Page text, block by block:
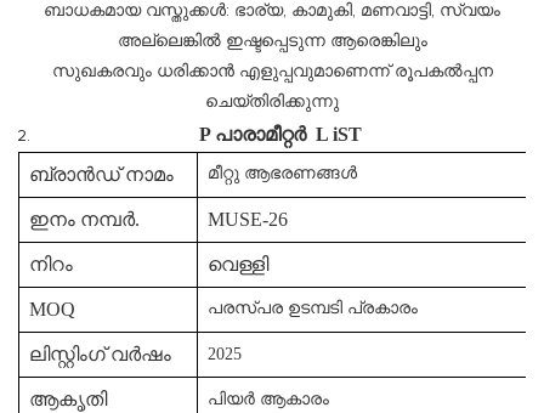
ബാധകമായ വസ്തുക്കൾ: ഭാര്യ, കാമുകി, മണവാട്ടി, സ്വയം
അല്ലെങ്കിൽ ഇഷ്ടപ്പെടുന്ന ആരെങ്കിലും
സുഖകരവും ധരിക്കാൻ എളുപ്പവുമാണെന്ന് രൂപകൽപ്പന
ചെയ്തിരിക്കുന്നു
Pപാരാമീറ്റർ L iST
ബ്രാൻഡ് നാമം
മീറ്റു ആഭരണങ്ങൾ
ഇനം നമ്പർ. MUSE-26
നിറം വെള്ളി
MOQ പരസ്പര ഉടമ്പടി പ്രകാരം
ലിസ്റ്റിംഗ് വർഷം 2025
ആകൃതി പിയർ ആകാരം